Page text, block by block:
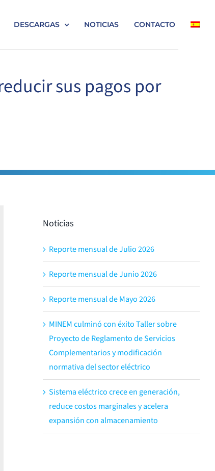
DESCARGAS NOTICIAS CONTACTO
sus pagos por
Noticias
Reporte mensual de Julio 2026
Reporte mensual de Junio 2026
Reporte mensual de Mayo 2026
MINEM culminó con éxito Taller sobre
Proyecto de Reglamento de Servicios
Complementarios y modificación
normativa del sector eléctrico
Sistema eléctrico crece en generación,
reduce costos marginales y acelera
expansión con almacenamiento